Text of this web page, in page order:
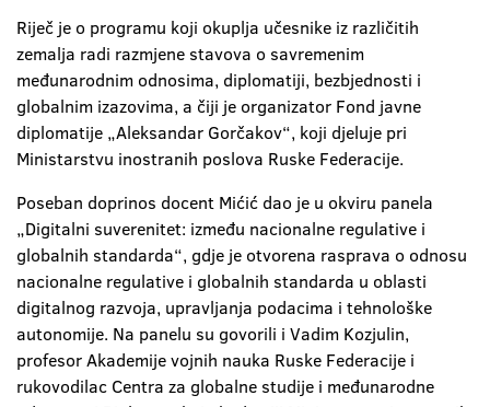
Riječ je o programu koji okuplja učesnike iz različitih
zemalja radi razmjene stavova o savremenim
međunarodnim odnosima, diplomatiji, bezbjednosti i
globalnim izazovima, a čiji je organizator Fond javne
diplomatije „Aleksandar Gorčakov“, koji djeluje pri
Ministarstvu inostranih poslova Ruske Federacije.
Poseban doprinos docent Mićić dao je u okviru panela
„Digitalni suverenitet: između nacionalne regulative i
globalnih standarda“, gdje je otvorena rasprava o odnosu
nacionalne regulative i globalnih standarda u oblasti
digitalnog razvoja, upravljanja podacima i tehnološke
autonomije. Na panelu su govorili i Vadim Kozjulin,
profesor Akademije vojnih nauka Ruske Federacije i
rukovodilac Centra za globalne studije i međunarodne